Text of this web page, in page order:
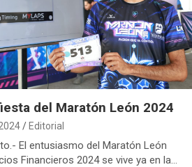
del Maratón León 2024
Editorial
El entusiasmo del Maratón León
Financieros 2024 se vive ya en la…